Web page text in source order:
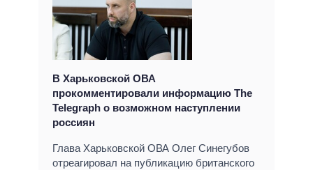
В Харьковской ОВА
прокомментировали информацию The
Telegraph о возможном наступлении
россиян
Глава Харьковской ОВА Олег Синегубов
отреагировал на публикацию британского